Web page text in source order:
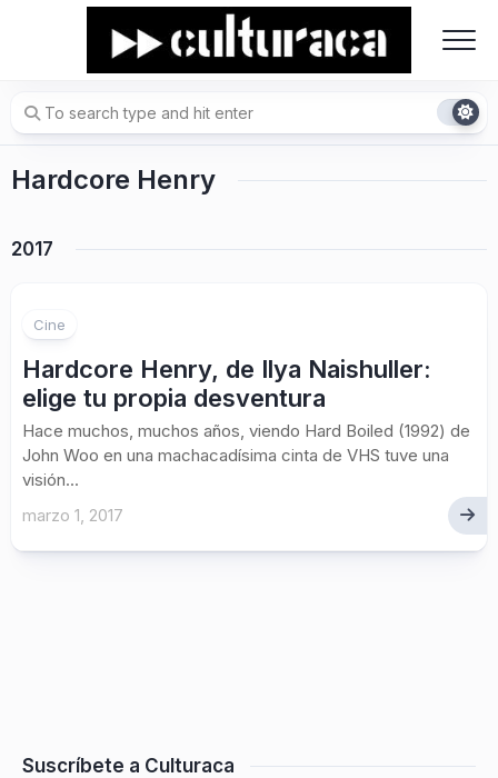
Hardcore Henry
2017
Cine
Hardcore Henry, de Ilya Naishuller:
elige tu propia desventura
Hace muchos, muchos años, viendo Hard Boiled (1992) de
John Woo en una machacadísima cinta de VHS tuve una
visión...
marzo 1, 2017
Suscríbete a Culturaca